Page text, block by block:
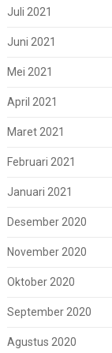
Juli 2021
Juni 2021
Mei 2021
April 2021
Maret 2021
Februari 2021
Januari 2021
Desember 2020
November 2020
Oktober 2020
September 2020
Agustus 2020